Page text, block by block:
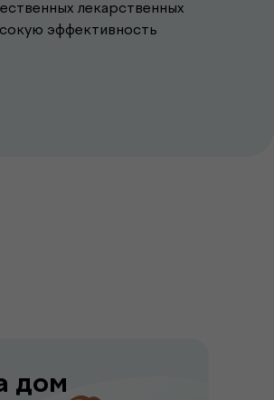
лекарственных
эффективность
дом